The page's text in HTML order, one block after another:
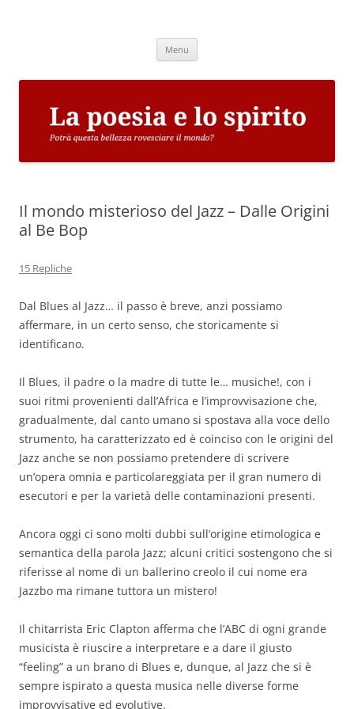
Menu
Il mondo misterioso del Jazz – Dalle Origini
al Be Bop
15 Repliche
Dal Blues al Jazz… il passo è breve, anzi possiamo
affermare, in un certo senso, che storicamente si
identificano.
Il Blues, il padre o la madre di tutte le… musiche!, con i
suoi ritmi provenienti dall’Africa e l’improvvisazione che,
gradualmente, dal canto umano si spostava alla voce dello
strumento, ha caratterizzato ed è coinciso con le origini del
Jazz anche se non possiamo pretendere di scrivere
un’opera omnia e particolareggiata per il gran numero di
esecutori e per la varietà delle contaminazioni presenti.
Ancora oggi ci sono molti dubbi sull’origine etimologica e
semantica della parola Jazz; alcuni critici sostengono che si
riferisse al nome di un ballerino creolo il cui nome era
Jazzbo ma rimane tuttora un mistero!
Il chitarrista Eric Clapton afferma che l’ABC di ogni grande
musicista è riuscire a interpretare e a dare il giusto
“feeling” a un brano di Blues e, dunque, al Jazz che si è
sempre ispirato a questa musica nelle diverse forme
improvvisative ed evolutive.